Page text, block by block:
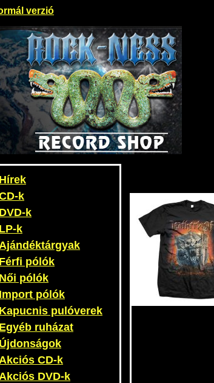
verzió
Hírek
k
DVD-k
LP-k
Férfi pólók
Női pólók
Import pólók
Kapucnis pulóverek
Egyéb ruházat
Újdonságok
CD-k
DVD-k